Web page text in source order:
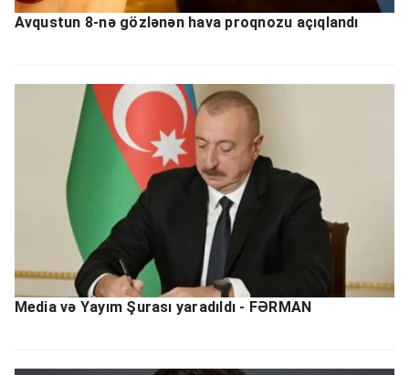
Avqustun 8-nə gözlənən hava proqnozu açıqlandı
Media və Yayım Şurası yaradıldı - FƏRMAN